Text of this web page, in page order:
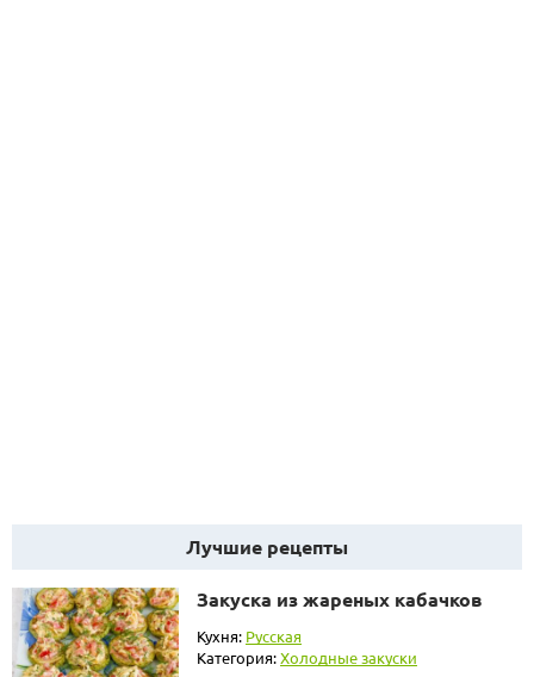
Лучшие рецепты
Закуска из жареных кабачков
Кухня: Русская
Категория:Холодные закуски